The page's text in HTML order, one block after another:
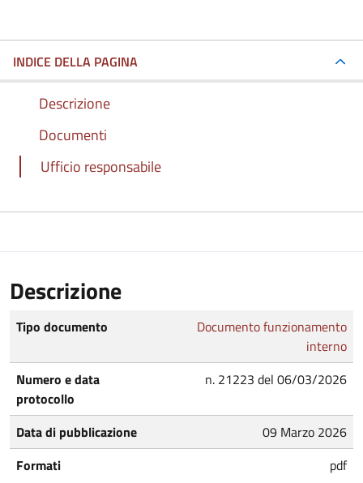
INDICE DELLA PAGINA
Descrizione
Documenti
Ufficio responsabile
Descrizione
Tipo documento
Documento funzionamento
interno
Numero e data
protocollo
n. 21223 del 06/03/2026
Data di pubblicazione
09 Marzo 2026
Formati
pdf